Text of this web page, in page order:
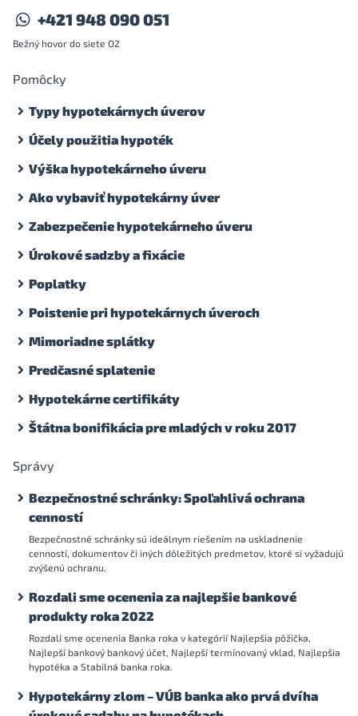
+421 948 090 051
Bežný hovor do siete O2
Pomôcky
Typy hypotekárnych úverov
Účely použitia hypoték
Výška hypotekárneho úveru
Ako vybaviť hypotekárny úver
Zabezpečenie hypotekárneho úveru
Úrokové sadzby a fixácie
Poplatky
Poistenie pri hypotekárnych úveroch
Mimoriadne splátky
Predčasné splatenie
Hypotekárne certifikáty
Štátna bonifikácia pre mladých v roku 2017
Správy
Bezpečnostné schránky: Spoľahlivá ochrana
cenností
Bezpečnostné schránky sú ideálnym riešením na uskladnenie
cenností, dokumentov či iných dôležitých predmetov, ktoré si vyžadujú
zvýšenú ochranu.
Rozdali sme ocenenia za najlepšie bankové
produkty roka 2022
Rozdali sme ocenenia Banka roka v kategórií Najlepšia pôžička,
Najlepší bankový bankový účet, Najlepší termínovaný vklad, Najlepšia
hypotéka a Stabilná banka roka.
Hypotekárny zlom – VÚB banka ako prvá dvíha